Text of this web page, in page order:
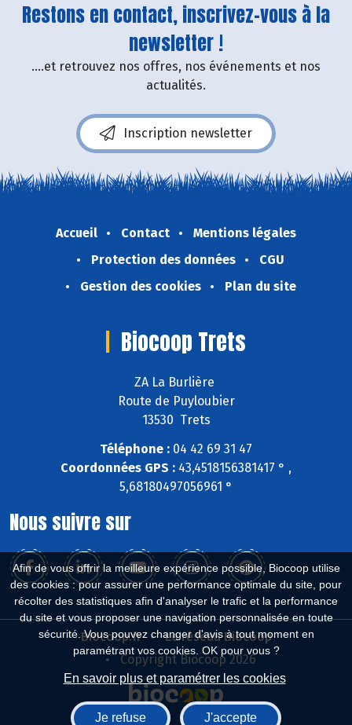
Afin de vous offrir la meilleure expérience possible, Biocoop utilise
des cookies : pour assurer une performance optimale du site, pour
récolter des statistiques afin d'analyser le trafic et la performance
du site et vous proposer une navigation personnalisée en toute
sécurité. Vous pouvez changer d'avis à tout moment en
paramétrant vos cookies. OK pour vous ?
En savoir plus et paramétrer les cookies
Je refuse J'accepte
Restons en contact, inscrivez-vous à la
newsletter !
....et retrouvez nos offres, nos événements et nos
actualités.
Inscription newsletter
Accueil Contact
Mentions légales
Protection des données
CGU
Gestion des cookies
Plan du site
Biocoop Trets
ZA La Burlière
Route de Puyloubier
13530 Trets
Téléphone : 04 42 69 31 47
Coordonnées GPS : 43,4518156381417 ° ,
5,68180497056961 °
Nous suivre sur
Biocoop.fr
Le réseau Biocoop
Copyright Biocoop 2026